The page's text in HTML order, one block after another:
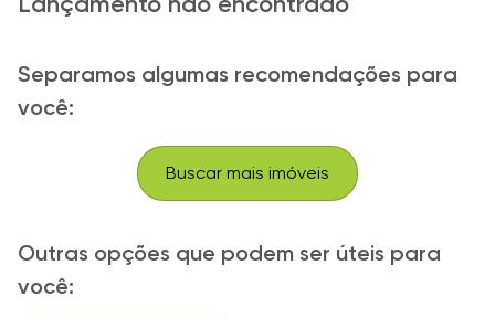
Separamos algumas recomendações para
você:
Buscar mais imóveis
Outras opções que podem ser úteis para
você: